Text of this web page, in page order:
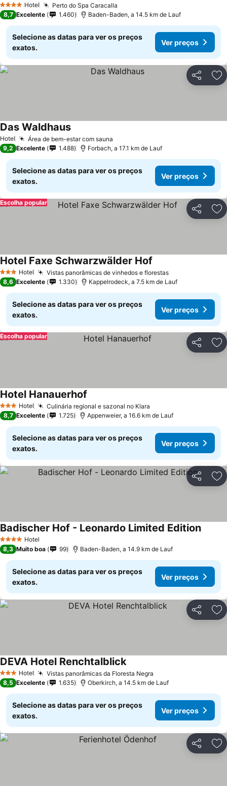
4 EstrelasHotel Perto do Spa Caracalla
8,7 Excelente 1.460 Baden-Baden, a 14.5 km de Lauf
Selecione as datas para ver os preços
exatos.
Ver preços
Partilhar
Hotel Área de bem-estar com sauna
Das Waldhaus
9,2 Excelente 1.488 Forbach, a 17.1 km de Lauf
Selecione as datas para ver os preços
exatos.
Ver preços
Partilhar
Escolha popular
3 EstrelasHotel Vistas panorâmicas de vinhedos e florestas
Hotel Faxe Schwarzwälder Hof
8,6 Excelente 1.330 Kappelrodeck, a 7.5 km de Lauf
Selecione as datas para ver os preços
exatos.
Ver preços
Partilhar
Escolha popular
3 EstrelasHotel Culinária regional e sazonal no Klara
Hotel Hanauerhof
8,7 Excelente 1.725 Appenweier, a 16.6 km de Lauf
Selecione as datas para ver os preços
exatos.
Ver preços
Partilhar
4 EstrelasHotel
Badischer Hof - Leonardo Limited Edition
8,3 Muito boa 99 Baden-Baden, a 14.9 km de Lauf
Selecione as datas para ver os preços
exatos.
Ver preços
Partilhar
3 EstrelasHotel Vistas panorâmicas da Floresta Negra
DEVA Hotel Renchtalblick
8,5 Excelente 1.635 Oberkirch, a 14.5 km de Lauf
Selecione as datas para ver os preços
exatos.
Ver preços
Partilhar